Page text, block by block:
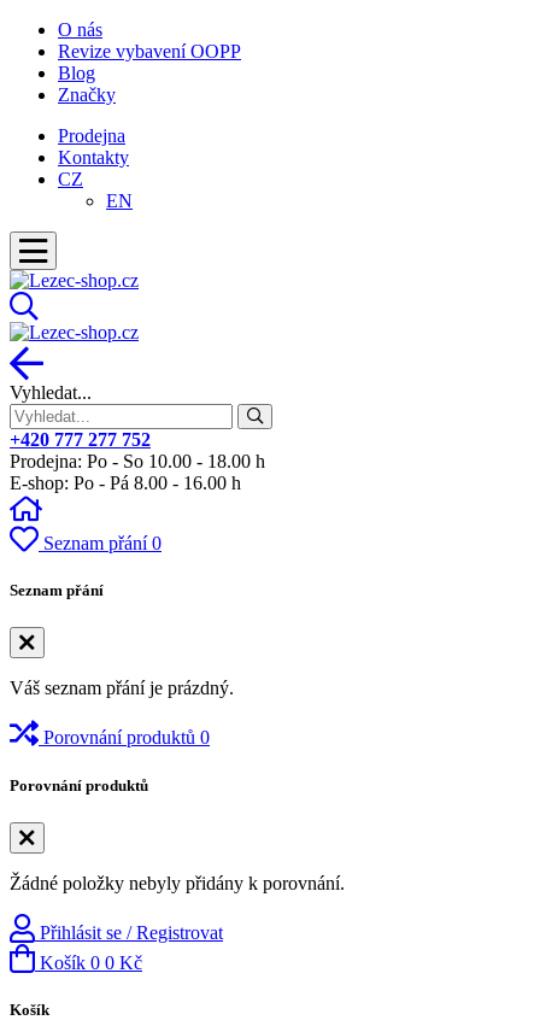
O nás
Revize vybavení OOPP
Blog
Značky
Prodejna
Kontakty
CZ
EN
Vyhledat...
+420 777 277 752
Prodejna: Po - So 10.00 - 18.00 h
E-shop: Po - Pá 8.00 - 16.00 h
Seznam přání 0
Seznam přání
Váš seznam přání je prázdný.
Porovnání produktů 0
Porovnání produktů
Žádné položky nebyly přidány k porovnání.
Přihlásit se / Registrovat
Košík 0 0 Kč
Košík